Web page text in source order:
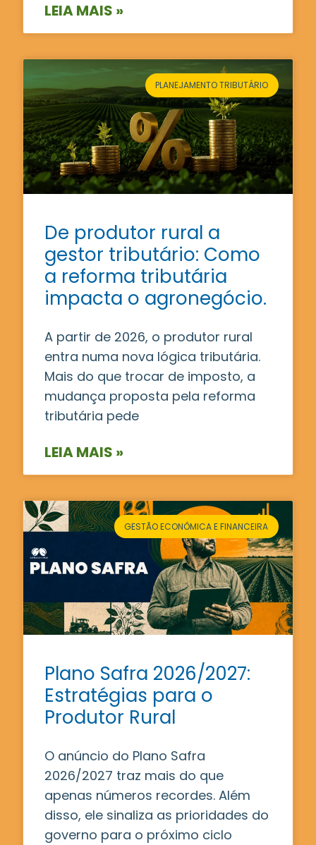
LEIA MAIS »
PLANEJAMENTO TRIBUTÁRIO
De produtor rural a
gestor tributário: Como
a reforma tributária
impacta o agronegócio.
A partir de 2026, o produtor rural
entra numa nova lógica tributária.
Mais do que trocar de imposto, a
mudança proposta pela reforma
tributária pede
LEIA MAIS »
GESTÃO ECONÔMICA E FINANCEIRA
Plano Safra 2026/2027:
Estratégias para o
Produtor Rural
O anúncio do Plano Safra
2026/2027 traz mais do que
apenas números recordes. Além
disso, ele sinaliza as prioridades do
governo para o próximo ciclo